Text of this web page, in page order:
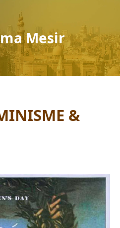
Mesir
&